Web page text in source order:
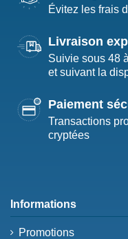
Évitez les frais
Livraison
Suivie sous 48
et suivant la
Paiement
Transactions
cryptées
Informations
Promotions